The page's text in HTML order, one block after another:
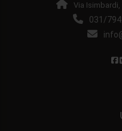
Via Isimbardi,
031/